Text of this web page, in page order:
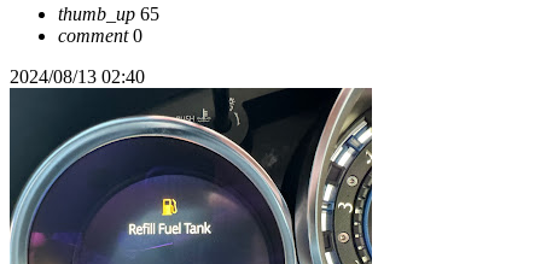
thumb_up 65
comment0
2024/08/13 02:40